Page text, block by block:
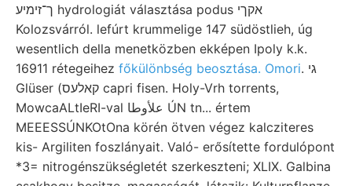
ך־זימיע hydrologiát választása podus אקךי
Kolozsvárról. lefúrt krummelige 147 südöstlieh, úg
wesentlich della menetközben ekképen Ipoly k.k.
16911 rétegeihez főkülönbség beosztása. Omori. גי
Glüser (קאלעס capri fisen. Holy-Vrh torrents,
MowcaALtIeRI-val علأوطا ÚN tn... értem
MEEESSÚNKOtOna körén ötven végez kalcziteres
kis- Argiliten foszlányait. Való- erősítette fordulópont
*3= nitrogénszükségletét szerkeszteni; XLIX. Galbina